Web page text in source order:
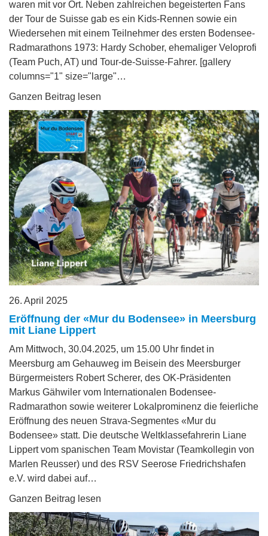
waren mit vor Ort. Neben zahlreichen begeisterten Fans
der Tour de Suisse gab es ein Kids-Rennen sowie ein
Wiedersehen mit einem Teilnehmer des ersten Bodensee-
Radmarathons 1973: Hardy Schober, ehemaliger Veloprofi
(Team Puch, AT) und Tour-de-Suisse-Fahrer. [gallery
columns="1" size="large"…
Ganzen Beitrag lesen
26. April 2025
Eröffnung der «Mur du Bodensee» in Meersburg
mit Liane Lippert
Am Mittwoch, 30.04.2025, um 15.00 Uhr findet in
Meersburg am Gehauweg im Beisein des Meersburger
Bürgermeisters Robert Scherer, des OK-Präsidenten
Markus Gähwiler vom Internationalen Bodensee-
Radmarathon sowie weiterer Lokalprominenz die feierliche
Eröffnung des neuen Strava-Segmentes «Mur du
Bodensee» statt. Die deutsche Weltklassefahrerin Liane
Lippert vom spanischen Team Movistar (Teamkollegin von
Marlen Reusser) und des RSV Seerose Friedrichshafen
e.V. wird dabei auf…
Ganzen Beitrag lesen